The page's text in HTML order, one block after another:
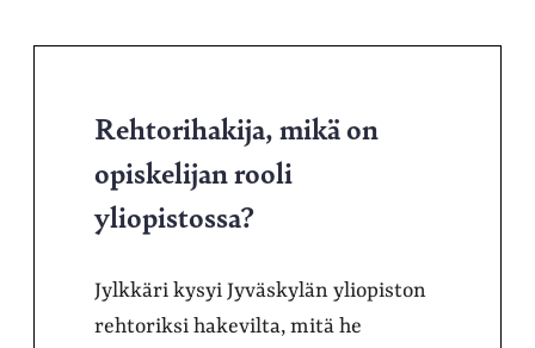
Rehtorihakija, mikä on
opiskelijan rooli
yliopistossa?
Jylkkäri kysyi Jyväskylän yliopiston
rehtoriksi hakevilta, mitä he